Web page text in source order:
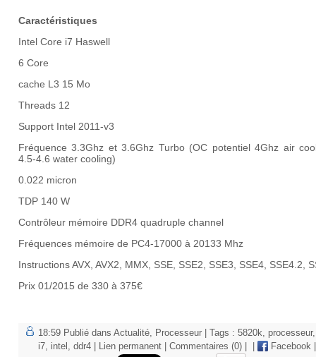
Caractéristiques
Intel Core i7 Haswell
6 Core
cache L3 15 Mo
Threads 12
Support Intel 2011-v3
Fréquence 3.3Ghz et 3.6Ghz Turbo (OC potentiel 4Ghz air
4.5-4.6 water cooling)
0.022 micron
TDP 140 W
Contrôleur mémoire DDR4 quadruple channel
Fréquences mémoire de PC4-17000 à 20133 Mhz
Instructions AVX, AVX2, MMX, SSE, SSE2, SSE3, SSE4, SSE4.2,
Prix 01/2015 de 330 à 375€
18:59 Publié dans Actualité Processeur | Tags : 5820k processeur,
i7
intel ddr4 Lien permanent Commentaires (0) Facebook